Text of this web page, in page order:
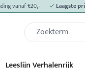
vanaf €20,- ✓ Laagste
Leeslijn Verhalenrijk